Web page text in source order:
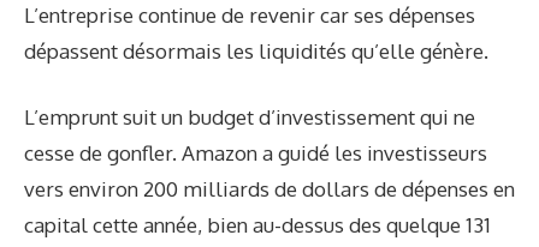
L’entreprise continue de revenir car ses dépenses
dépassent désormais les liquidités qu’elle génère.
L’emprunt suit un budget d’investissement qui ne
cesse de gonfler. Amazon a guidé les investisseurs
vers environ 200 milliards de dollars de dépenses en
capital cette année, bien au-dessus des quelque 131